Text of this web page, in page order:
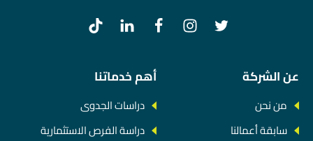
عن الشركة
من نحن
سابقة أعمالنا
أهم خدماتنا
دراسات الجدوى
دراسة الفرص الاستثمارية